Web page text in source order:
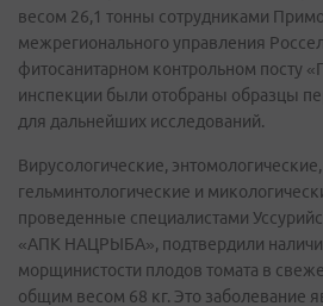
весом 26,1 тонны сотрудниками
межрегионального управления
фитосанитарном контрольном посту
инспекции были отобраны образцы
для дальнейших исследований.
Вирусологические,
гельминтологические и
проведенные специалистами
«АПК НАЦРЫБА», подтвердили
морщинистости плодов томата в
общим весом 68 кг. Это заболевание